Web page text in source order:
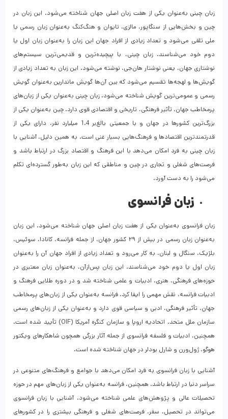
زبان چینی به‌عنوان یکی از هفت زبان اصلی جهان شناخته می‌شود. این زبان در
چین و بخش‌هایی از سنگاپور، مالزی، تایوان و هنگ‌کنگ به‌عنوان زبان رسمی یا
ملی تلقی می‌شود و تعداد زیادی از افراد جهان این زبان را به‌عنوان زبان اول یا
دوم خود می‌شناسند. زبان چینی، با پیچیده‌ترین و قدیمی‌ترین سیستم‌های
نوشتاری جهان، یعنی نوشتار هان‌جی، نوشته می‌شود. این زبان به تعداد زیادی از
گویش‌ها و لهجه‌ها تقسیم می‌شود که بین آن‌ها گویش ماندارین به‌عنوان گویش
رسمی و عمومی‌ترین گویش شناخته می‌شود. زبان چینی به‌عنوان یکی از زبان‌های
پرمخاطب جهان، تأثیر فرهنگی، تاریخی و اقتصادی قوی دارد. چین به‌عنوان یکی از
بزرگ‌ترین کشورها در جهان و با جمعیتی بالغ‌بر 1.4 میلیارد نفر، دارای یکی از
قدرتمندترین اقتصادها و فرهنگ‌هایی بسیار غنی است. به همین دلیل، آشنایی با
زبان چینی به فرد امکان می‌دهد با این فرهنگ و اقتصاد بزرگ در ارتباط باشد و
فرصت‌های شغلی و تجاری در چین و مناطقی که این زبان به‌طور گسترده‌ای تکلم
می‌شود را به دست آورد.
زبان فرانسوی
زبان فرانسوی به‌عنوان یکی از هفت زبان اصلی جهان شناخته می‌شود. این زبان
به‌عنوان زبان رسمی در بیش از ۲۹ کشور جهان، از جمله فرانسه، کانادا، سوئیس،
بلژیک، سنگال و لبنان، به کار می‌رود و تعداد زیادی از افراد جهان آن را به‌عنوان
زبان اول یا دوم خود می‌شناسند. این زبان پس‌ازآن، به‌عنوان زبان معتبری در
حوزه‌های فرهنگی، هنری، ادبیات و علمی شناخته شد و در دوره طلایی فرهنگ و
ادبیات فرانسه، نقش مهمی را ایفا کرد. فرانسه به‌عنوان یکی از زبان‌های پرمخاطب
جهان، تأثیر فرهنگی، ادبی و سیاسی قوی دارد و به‌عنوان یکی از زبان‌های رسمی
سازمان ملل متحد، اتحادیه اروپا و سازمان کنگره آمریکا (OIF) تأیید شده است.
همچنین، ادبیات و فلسفه فرانسوی از جمله آثار بزرگی همچون شاهکارهای ویکتور
هوگو، ژول‌ورن و شارل بودلر در جهان شناخته شده است.
آشنایی با زبان فرانسوی به فرد امکان می‌دهد با جوامع و فرهنگ‌های متنوعی در
سراسر دنیا در ارتباط باشد. همچنین، فرانسه به‌عنوان یکی از زبان‌های مهم در حوزه
تحصیلات عالی و پژوهش‌های علمی شناخته می‌شود. آشنایی با زبان فرانسوی
می‌تواند در تحصیل، سفر، فرصت‌های شغلی و فرهنگی بیشتری را در کشورهای